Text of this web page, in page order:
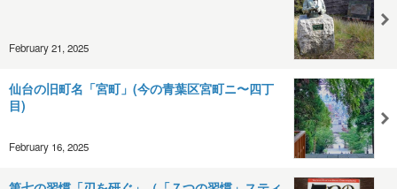
February 21, 2025
仙台の旧町名「宮町」(今の青葉区宮町ニ〜四丁
目)
February 16, 2025